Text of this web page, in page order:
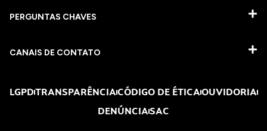
PERGUNTAS CHAVES​
CANAIS DE CONTATO
LGPDTRANSPARÊNCIACÓDIGO DE ÉTICAOUVIDORIA
DENÚNCIASAC